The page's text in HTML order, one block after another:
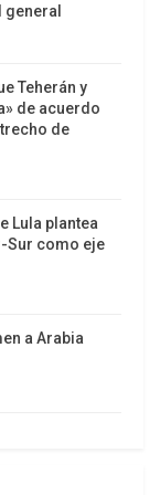
destino de
y
Frente
a
del juego
y señaló
entre los
Teherán y
de acuerdo
de
Lula plantea
Sur como eje
a Arabia